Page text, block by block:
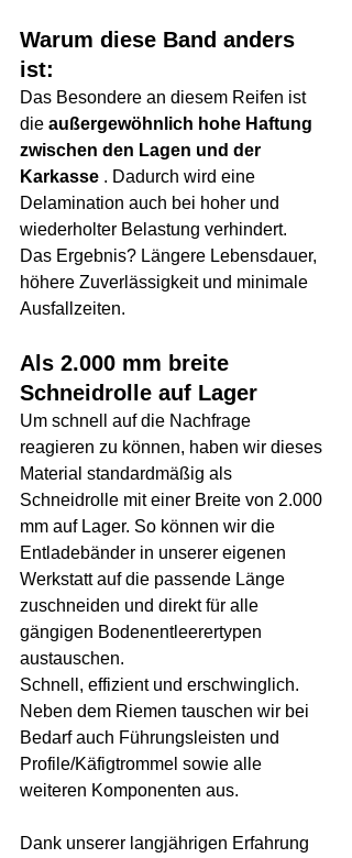
Warum diese Band anders
ist:
Das Besondere an diesem Reifen ist
die außergewöhnlich hohe Haftung
zwischen den Lagen und der
Karkasse . Dadurch wird eine
Delamination auch bei hoher und
wiederholter Belastung verhindert.
Das Ergebnis? Längere Lebensdauer,
höhere Zuverlässigkeit und minimale
Ausfallzeiten.
Als 2.000 mm breite
Schneidrolle auf Lager
Um schnell auf die Nachfrage
reagieren zu können, haben wir dieses
Material standardmäßig als
Schneidrolle mit einer Breite von 2.000
mm auf Lager. So können wir die
Entladebänder in unserer eigenen
Werkstatt auf die passende Länge
zuschneiden und direkt für alle
gängigen Bodenentleerertypen
austauschen.
Schnell, effizient und erschwinglich.
Neben dem Riemen tauschen wir bei
Bedarf auch Führungsleisten und
Profile/Käfigtrommel sowie alle
weiteren Komponenten aus.
Dank unserer langjährigen Erfahrung